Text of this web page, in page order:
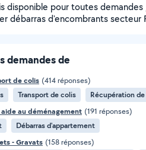
disponible pour toutes
débarras d'encombrants secteur
demandes de
de colis (414 réponses)
Transport de colis
Récupération
au déménagement (191 réponses)
Débarras d'appartement
- Gravats (158 réponses)